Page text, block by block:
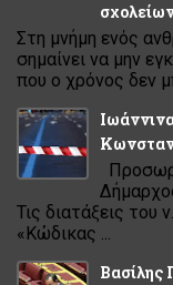
Στη μνήμη ενός
σημαίνει να μην
που ο χρόνος δεν
Τις διατάξεις
«Κώδικας ...
Βασίλης